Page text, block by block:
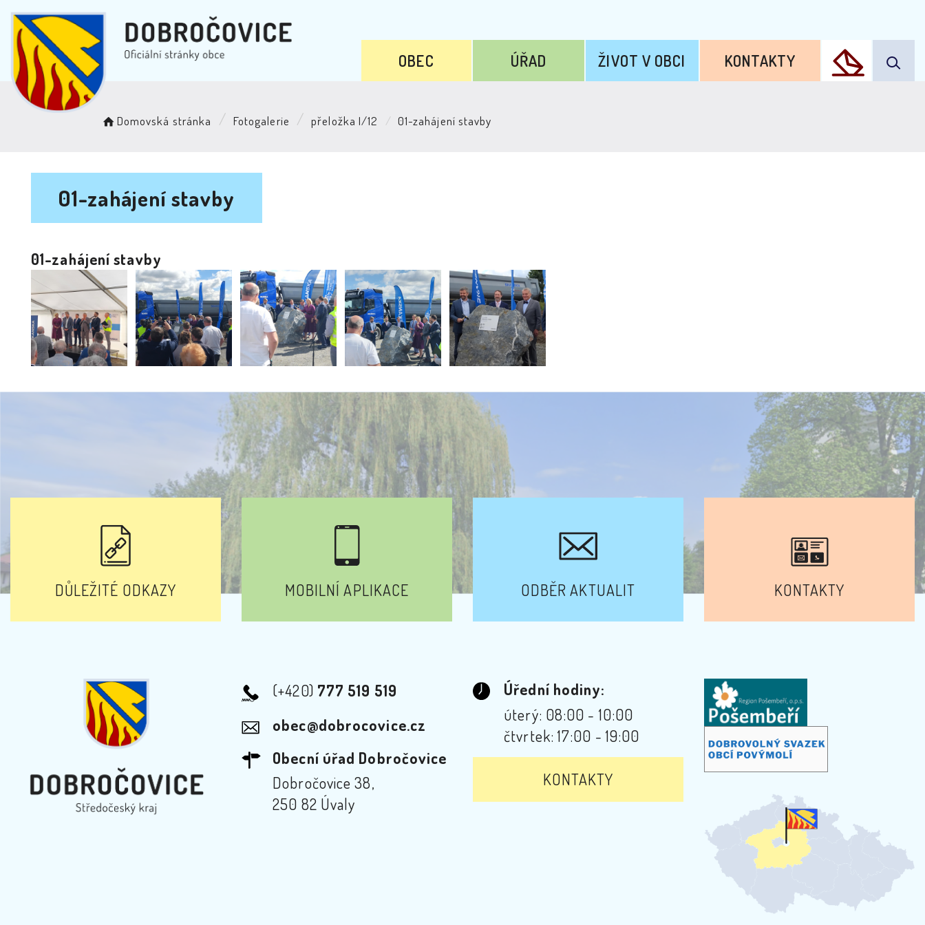
OBEC ÚŘAD ŽIVOT V OBCI KONTAKTY
Domovská stránka Fotogalerie přeložka I/12 01-zahájení stavby
01-zahájení stavby
01-zahájení stavby
DŮLEŽITÉ ODKAZY MOBILNÍ APLIKACE ODBĚR AKTUALIT KONTAKTY
(+420) 777 519 519
obec@dobrocovice.cz
Obecní úřad Dobročovice
Dobročovice 38,
250 82 Úvaly
Úřední hodiny:
úterý: 08:00 - 10:00
čtvrtek: 17:00 - 19:00
KONTAKTY